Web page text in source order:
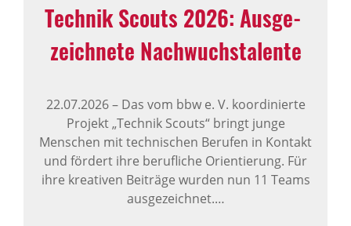
Technik Scouts 2026: Ausge­
zeich­nete Nach­wuchs­ta­lente
22.07.2026–Das vom bbw e. V. koordinierte
Projekt „Technik Scouts“ bringt junge
Menschen mit technischen Berufen in Kontakt
und fördert ihre berufliche Orientierung. Für
ihre kreativen Beiträge wurden nun 11 Teams
ausgezeichnet.…